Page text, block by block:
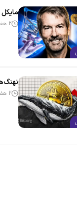
2 هفته پیش
2 هفته پیش